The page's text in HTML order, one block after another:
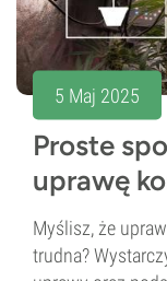
5 Maj 2025
Proste
uprawę
Myślisz, że
trudna?